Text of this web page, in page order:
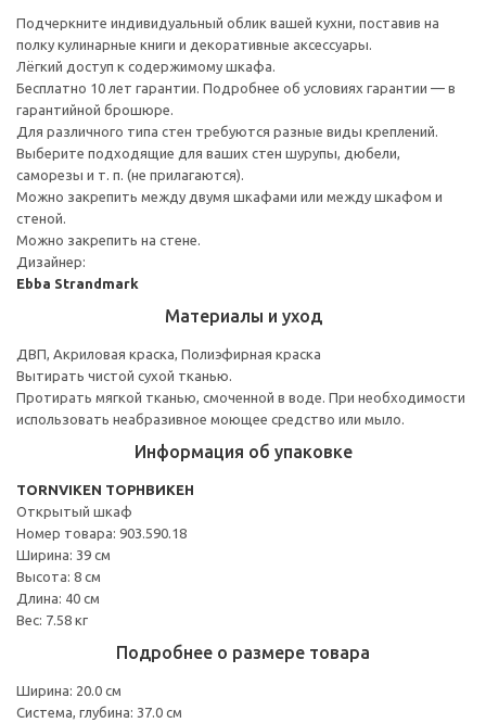
Подчеркните индивидуальный облик вашей кухни, поставив на
полку кулинарные книги и декоративные аксессуары.
Лёгкий доступ к содержимому шкафа.
Бесплатно 10 лет гарантии. Подробнее об условиях гарантии — в
гарантийной брошюре.
Для различного типа стен требуются разные виды креплений.
Выберите подходящие для ваших стен шурупы, дюбели,
саморезы и т. п. (не прилагаются).
Можно закрепить между двумя шкафами или между шкафом и
стеной.
Можно закрепить на стене.
Дизайнер:
Ebba Strandmark
Материалы и уход
ДВП, Акриловая краска, Полиэфирная краска
Вытирать чистой сухой тканью.
Протирать мягкой тканью, смоченной в воде. При необходимости
использовать неабразивное моющее средство или мыло.
Информация об упаковке
TORNVIKEN ТОРНВИКЕН
Открытый шкаф
Номер товара: 903.590.18
Ширина: 39 см
Высота: 8 см
Длина: 40 см
Вес: 7.58 кг
Подробнее о размере товара
Ширина: 20.0 см
Система, глубина: 37.0 см